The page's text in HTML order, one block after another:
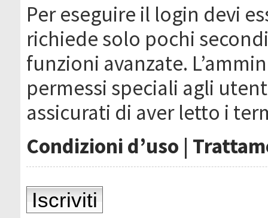
Per eseguire il login devi
richiede solo pochi
funzioni avanzate.
permessi speciali agli
assicurati di aver letto i
Condizioni d’uso |
Iscriviti